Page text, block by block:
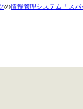
の情報管理システム「スパ